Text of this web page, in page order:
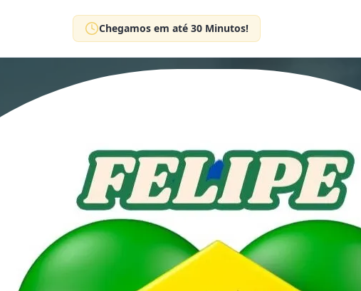
Chegamos em até 30 Minutos!